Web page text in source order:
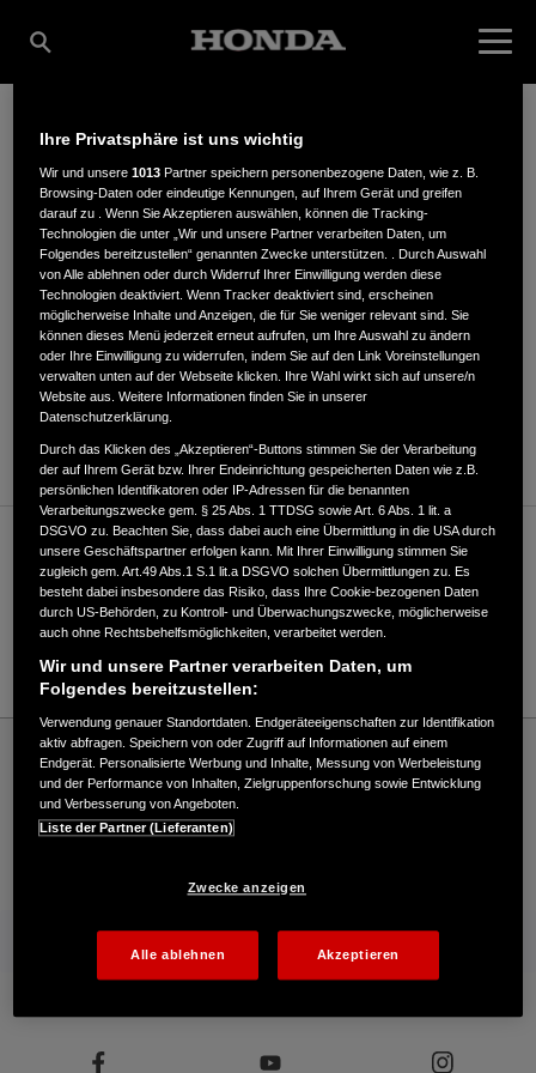
MAX BRAUN KG
Thalbacher Str. 30,85368,Moosburg
ANFAHRTSBESCHREIBUNG ANFORDERN
WEBSITE
Verkauf / Kundendienst
08761/7216043
E-Mail
Honda
Rasen und Garten
Max Braun KG - Garten – Honda - HONDA Deutschland Offizielle Website | The
Power of Dreams
Mehr von Honda
Ihre Privatsphäre ist uns wichtig
Wir und unsere1013 Partner speichern personenbezogene Daten, wie z. B.
Browsing-Daten oder eindeutige Kennungen, auf Ihrem Gerät und greifen
darauf zu . Wenn Sie Akzeptieren auswählen, können die Tracking-
Technologien die unter „Wir und unsere Partner verarbeiten Daten, um
Folgendes bereitzustellen“ genannten Zwecke unterstützen. . Durch Auswahl
von Alle ablehnen oder durch Widerruf Ihrer Einwilligung werden diese
Technologien deaktiviert. Wenn Tracker deaktiviert sind, erscheinen
möglicherweise Inhalte und Anzeigen, die für Sie weniger relevant sind. Sie
können dieses Menü jederzeit erneut aufrufen, um Ihre Auswahl zu ändern
oder Ihre Einwilligung zu widerrufen, indem Sie auf den Link Voreinstellungen
verwalten unten auf der Webseite klicken. Ihre Wahl wirkt sich auf unsere/n
Website aus. Weitere Informationen finden Sie in unserer
Datenschutzerklärung.
Durch das Klicken des „Akzeptieren“-Buttons stimmen Sie der Verarbeitung
der auf Ihrem Gerät bzw. Ihrer Endeinrichtung gespeicherten Daten wie z.B.
persönlichen Identifikatoren oder IP-Adressen für die benannten
Verarbeitungszwecke gem. § 25 Abs. 1 TTDSG sowie Art. 6 Abs. 1 lit. a
DSGVO zu. Beachten Sie, dass dabei auch eine Übermittlung in die USA durch
unsere Geschäftspartner erfolgen kann. Mit Ihrer Einwilligung stimmen Sie
zugleich gem. Art.49 Abs.1 S.1 lit.a DSGVO solchen Übermittlungen zu. Es
besteht dabei insbesondere das Risiko, dass Ihre Cookie-bezogenen Daten
durch US-Behörden, zu Kontroll- und Überwachungszwecke, möglicherweise
auch ohne Rechtsbehelfsmöglichkeiten, verarbeitet werden.
Wir und unsere Partner verarbeiten Daten, um
Folgendes bereitzustellen:
Verwendung genauer Standortdaten. Endgeräteeigenschaften zur Identifikation
aktiv abfragen. Speichern von oder Zugriff auf Informationen auf einem
Endgerät. Personalisierte Werbung und Inhalte, Messung von Werbeleistung
und der Performance von Inhalten, Zielgruppenforschung sowie Entwicklung
und Verbesserung von Angeboten.
Liste der Partner (Lieferanten)
Zwecke anzeigen
Alle ablehnen Akzeptieren